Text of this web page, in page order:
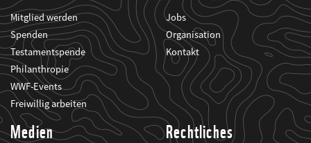
Mitglied werden
Spenden
Testamentspende
Philanthropie
WWF-Events
Freiwillig arbeiten
Jobs
Organisation
Kontakt
Medien Rechtliches